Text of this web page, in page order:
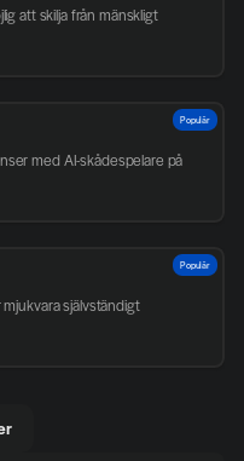
att skilja från mänskligt
med AI-skådespelare på
Populär
självständigt
Populär